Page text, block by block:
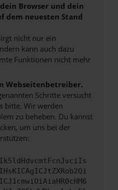
Browser und dein
dem neuesten Stand
nicht nur ein
kann auch dazu
Funktionen nicht mehr
Webseitenbetreiber.
Schritte versucht
bitte. Wir werden
zu beheben. Du kannst
um uns bei der